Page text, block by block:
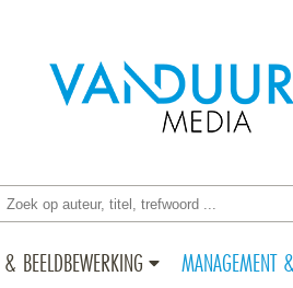
BEELDBEWERKING MANAGEMENT